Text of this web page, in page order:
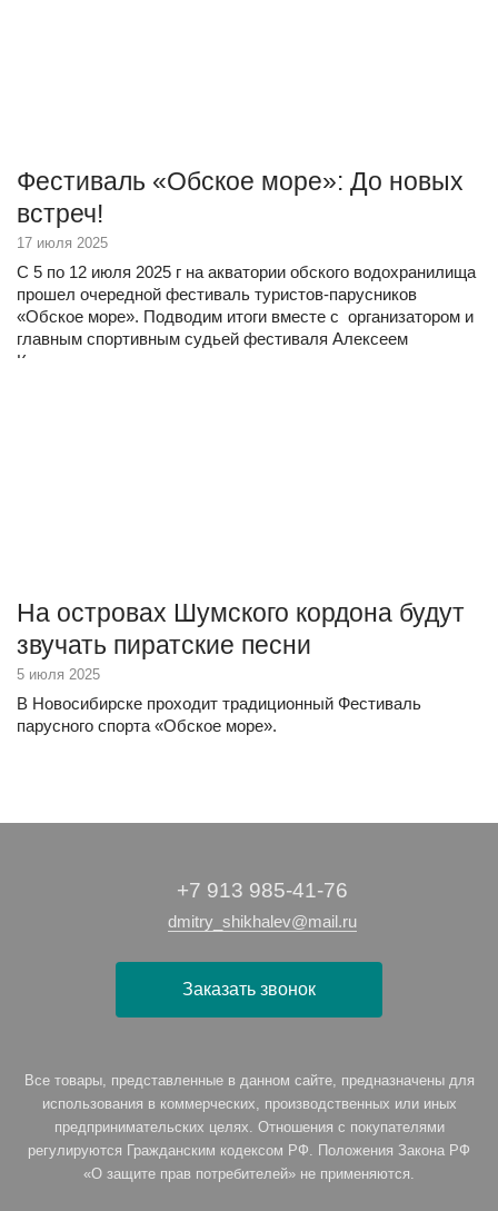
Фестиваль «Обское море»: До новых
встреч!
17 июля 2025
С 5 по 12 июля 2025 г на акватории обского водохранилища
прошел очередной фестиваль туристов-парусников
«Обское море». Подводим итоги вместе с организатором и
главным спортивным судьей фестиваля Алексеем
Кирсановым.
На островах Шумского кордона будут
звучать пиратские песни
5 июля 2025
В Новосибирске проходит традиционный Фестиваль
парусного спорта «Обское море».
+7 913 985-41-76
dmitry_shikhalev@mail.ru
Заказать звонок
Все товары, представленные в данном сайте, предназначены для
использования в коммерческих, производственных или иных
предпринимательских целях. Отношения с покупателями
регулируются Гражданским кодексом РФ. Положения Закона РФ
«О защите прав потребителей» не применяются.